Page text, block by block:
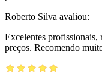
Roberto Silva avaliou:
Excelentes profissionais,
preços. Recomendo